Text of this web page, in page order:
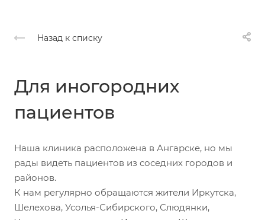
Назад к списку
Для иногородних
пациентов
Наша клиника расположена в Ангарске, но мы
рады видеть пациентов из соседних городов и
районов.
К нам регулярно обращаются жители Иркутска,
Шелехова, Усолья-Сибирского, Слюдянки,